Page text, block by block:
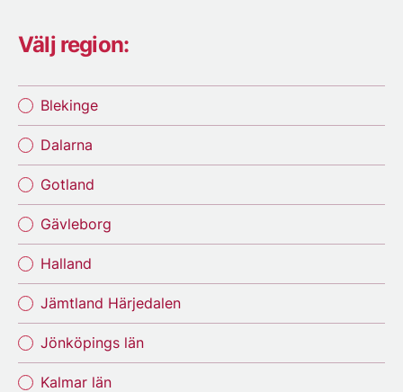
Välj region:
Blekinge
Dalarna
Gotland
Gävleborg
Halland
Jämtland Härjedalen
Jönköpings län
Kalmar län